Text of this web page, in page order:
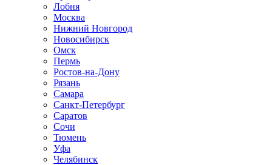
Лобня
Москва
Нижний Новгород
Новосибирск
Омск
Пермь
Ростов-на-Дону
Рязань
Самара
Санкт-Петербург
Саратов
Сочи
Тюмень
Уфа
Челябинск